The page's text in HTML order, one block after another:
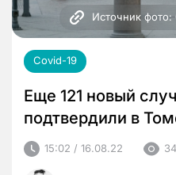
Источник фото:
Covid-19
Еще 121 новый
подтвердили в
15:02 / 16.08.22